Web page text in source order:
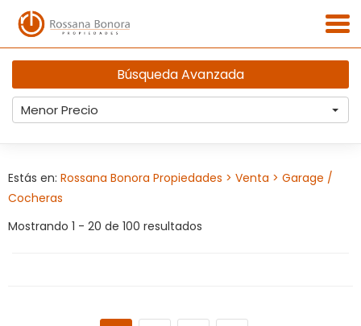
Búsqueda Avanzada
Menor Precio
Estás en: Rossana Bonora Propiedades > Venta > Garage /
Cocheras
Mostrando 1 - 20 de 100 resultados